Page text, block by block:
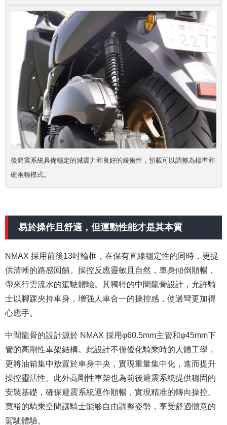
後避震系統具備穩定的減震力和良好的緩衝性，預載可以調整為標準和
硬兩種模式。
易於操作且舒適，但運動性能才是其本質
NMAX 採用前後13吋輪框，在保有直線穩定性的同時，更提
供清晰的路感回饋。操控反應靈敏且自然，車身傾倒順暢，
帶來行雲流水的駕駛體驗。其獨特的中間龍骨設計，允許騎
士以腳踝夾持車身，增强人車合一的操控感，使過彎更加得
心應手。
中間龍骨的設計源於 NMAX 採用φ60.5mm主管和φ45mm下
管的高剛性車架結構。此設計不僅優化騎乘時的人體工學，
更將油箱集中放置於車身中央，實現重量集中化，進而提升
操控靈活性。此外高剛性車架也為前後避震系統提供穩固的
安裝基礎，確保避震系統運作順暢，實現精准的轉向操控。
寬裕的騎乘空間讓騎士能够自由調整姿勢，享受舒適愜意的
駕駛體驗。